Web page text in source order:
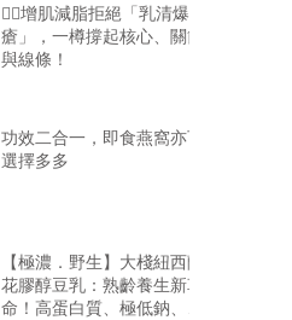
🏋️‍♂️增肌減脂拒絕「乳清爆
瘡」，一樽撐起核心、關節
與線條！
功效二合一，即食燕窩亦可
選擇多多
【極濃．野生】大棧紐西蘭
花膠醇豆乳：熟齡養生新革
命！高蛋白質、極低鈉、零